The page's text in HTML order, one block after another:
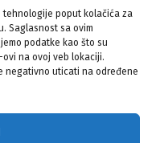
tehnologije poput kolačića za
Saglasnost sa ovim
podatke kao što su
na ovoj veb lokaciji.
negativno uticati na određene
Grada Zagreba 2026